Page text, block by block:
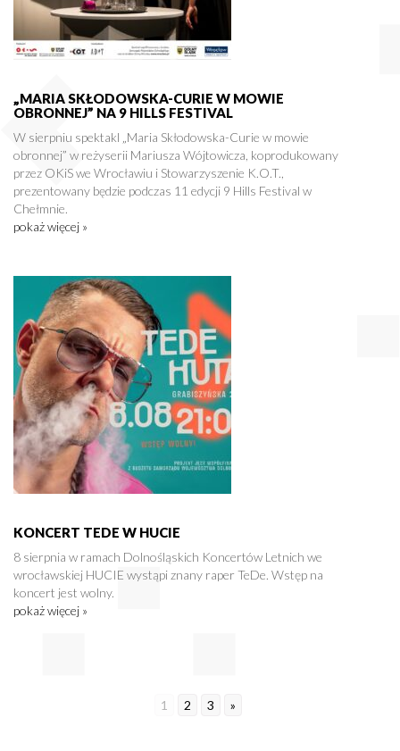
„MARIA SKŁODOWSKA-CURIE W MOWIE
OBRONNEJ” NA 9 HILLS FESTIVAL
W sierpniu spektakl „Maria Skłodowska-Curie w mowie
obronnej” w reżyserii Mariusza Wójtowicza, koprodukowany
przez OKiS we Wrocławiu i Stowarzyszenie K.O.T.,
prezentowany będzie podczas 11 edycji 9 Hills Festival w
Chełmnie.
pokaż więcej »
KONCERT TEDE W HUCIE
8 sierpnia w ramach Dolnośląskich Koncertów Letnich we
wrocławskiej HUCIE wystąpi znany raper TeDe. Wstęp na
koncert jest wolny.
pokaż więcej »
1 2 3 »